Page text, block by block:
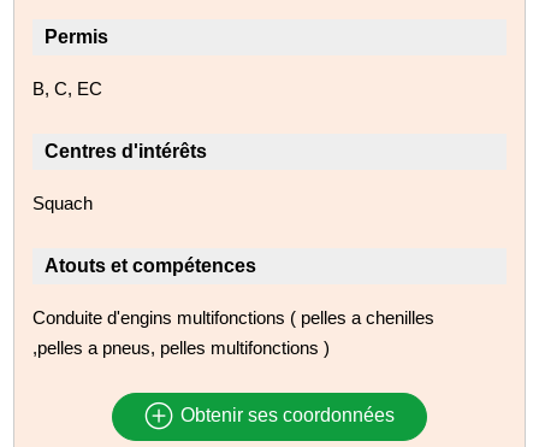
Permis
B, C, EC
Centres d'intérêts
Squach
Atouts et compétences
Conduite d'engins multifonctions ( pelles a chenilles
,pelles a pneus, pelles multifonctions )
Obtenir ses coordonnées